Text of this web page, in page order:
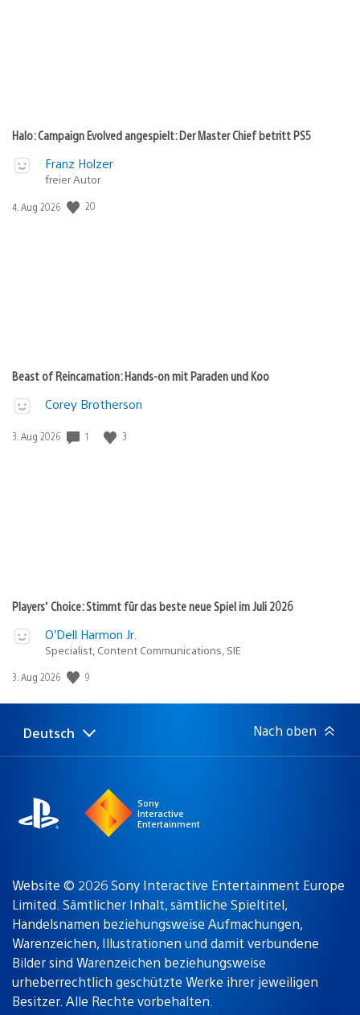
Halo: Campaign Evolved angespielt: Der Master Chief betritt PS5
Franz Holzer
freier Autor
Veröffentlichungsdatum:
4. Aug 2026 20
Beast of Reincarnation: Hands-on mit Paraden und Koo
Corey Brotherson
Veröffentlichungsdatum:
3. Aug 2026 1 3
Players’ Choice: Stimmt für das beste neue Spiel im Juli 2026
O’Dell Harmon Jr.
Specialist, Content Communications, SIE
Veröffentlichungsdatum:
3. Aug 2026 9
Select
Aktuelle
Deutsch Nach oben
Sony
Interactive
Entertainment
Website © 2026 Sony Interactive Entertainment Europe
Limited. Sämtlicher Inhalt, sämtliche Spieltitel,
Handelsnamen beziehungsweise Aufmachungen,
Warenzeichen, Illustrationen und damit verbundene
Bilder sind Warenzeichen beziehungsweise
urheberrechtlich geschützte Werke ihrer jeweiligen
Besitzer. Alle Rechte vorbehalten.